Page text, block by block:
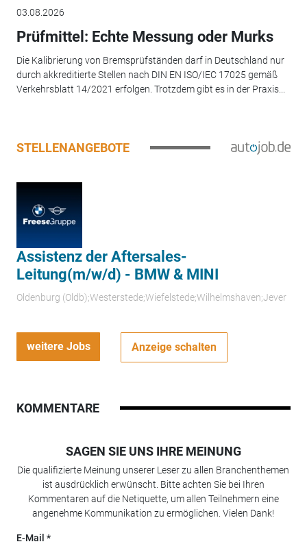
03.08.2026
Prüfmittel: Echte Messung oder Murks
Die Kalibrierung von Bremsprüfständen darf in Deutschland nur
durch akkreditierte Stellen nach DIN EN ISO/IEC 17025 gemäß
Verkehrsblatt 14/2021 erfolgen. Trotzdem gibt es in der Praxis...
STELLENANGEBOTE
Assistenz der Aftersales-
Leitung(m/w/d) - BMW & MINI
Oldenburg (Oldb);Westerstede;Wiefelstede;Wilhelmshaven;Jever
weitere Jobs Anzeige schalten
KOMMENTARE
SAGEN SIE UNS IHRE MEINUNG
Die qualifizierte Meinung unserer Leser zu allen Branchenthemen
ist ausdrücklich erwünscht. Bitte achten Sie bei Ihren
Kommentaren auf die Netiquette, um allen Teilnehmern eine
angenehme Kommunikation zu ermöglichen. Vielen Dank!
E-Mail